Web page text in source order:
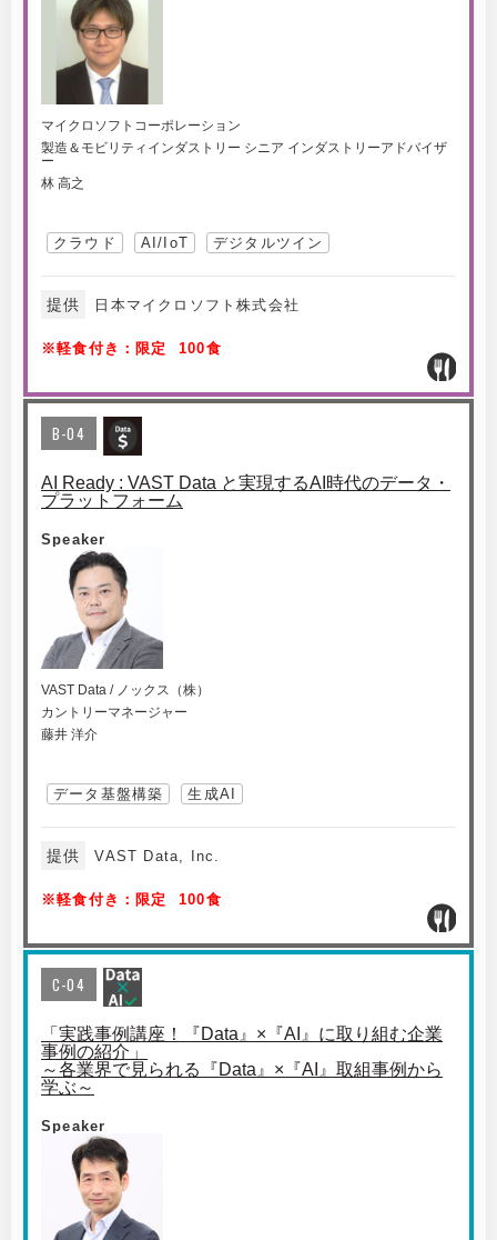
マイクロソフトコーポレーション
製造＆モビリティインダストリー シニア インダストリーアドバイザ
ー
林 高之
クラウド AI/IoT デジタルツイン
提供 日本マイクロソフト株式会社
※軽食付き：限定 100食
B-04
AI Ready : VAST Data と実現するAI時代のデータ・
プラットフォーム
Speaker
VAST Data / ノックス（株）
カントリーマネージャー
藤井 洋介
データ基盤構築 生成AI
提供 VAST Data, Inc.
※軽食付き：限定 100食
C-04
「実践事例講座！『Data』×『AI』に取り組む企業
事例の紹介」
～各業界で見られる『Data』×『AI』取組事例から
学ぶ～
Speaker